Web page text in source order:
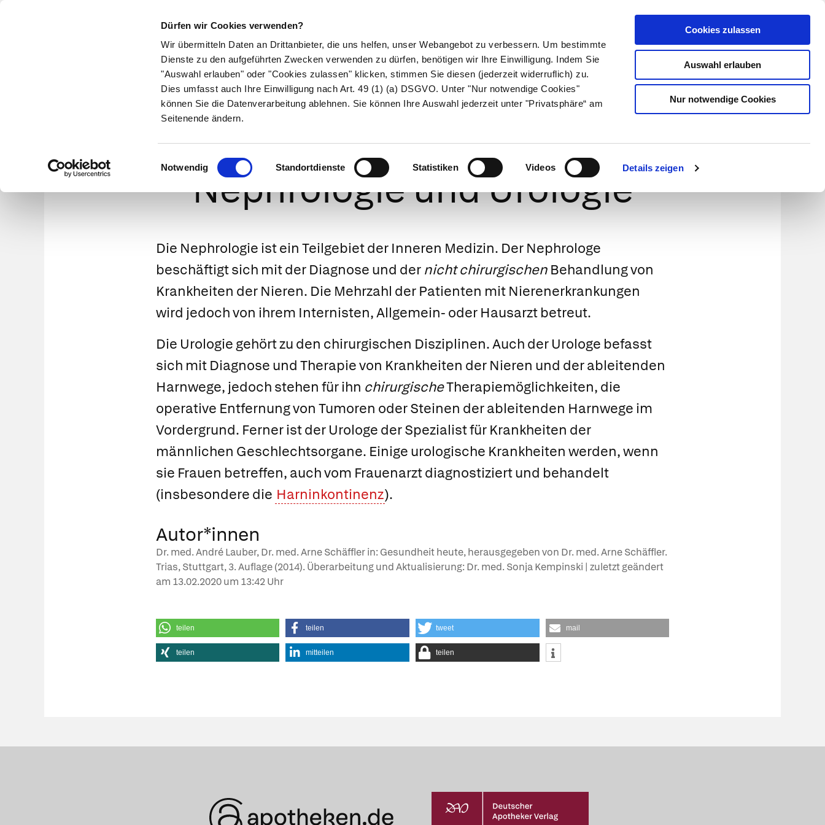
Dürfen wir Cookies verwenden?
Wir übermitteln Daten an Drittanbieter, die uns helfen, unser Webangebot zu verbessern. Um bestimmte
Dienste zu den aufgeführten Zwecken verwenden zu dürfen, benötigen wir Ihre Einwilligung. Indem Sie
"Auswahl erlauben" oder "Cookies zulassen" klicken, stimmen Sie diesen (jederzeit widerruflich) zu.
Dies umfasst auch Ihre Einwilligung nach Art. 49 (1) (a) DSGVO. Unter "Nur notwendige Cookies"
können Sie die Datenverarbeitung ablehnen. Sie können Ihre Auswahl jederzeit unter "Privatsphäre“ am
Seitenende ändern.
Einwilligungsauswahl
Notwendig Standortdienste Statistiken Videos Details zeigen
Cookies zulassen
Auswahl erlauben
Nur notwendige Cookies
Kundenlogin
Suche
Symptome Therapie Medikamente Naturheilkunde Eltern & Kind Gesund leben Über uns
Die medizinischen Fachgebiete
Nephrologie und Urologie
Die Nephrologie ist ein Teilgebiet der Inneren Medizin. Der Nephrologe
beschäftigt sich mit der Diagnose und der nicht chirurgischen Behandlung von
Krankheiten der Nieren. Die Mehrzahl der Patienten mit Nierenerkrankungen
wird jedoch von ihrem Internisten, Allgemein- oder Hausarzt betreut.
Die Urologiegehört zu den chirurgischen Disziplinen. Auch der Urologe befasst
sich mit Diagnose und Therapie von Krankheiten der Nieren und der ableitenden
Harnwege, jedoch stehen für ihn chirurgischeTherapiemöglichkeiten, die
operative Entfernung von Tumoren oder Steinen der ableitenden Harnwege im
Vordergrund. Ferner ist der Urologe der Spezialist für Krankheiten der
männlichen Geschlechtsorgane. Einige urologische Krankheiten werden, wenn
sie Frauen betreffen, auch vom Frauenarzt diagnostiziert und behandelt
(insbesondere die Harninkontinenz).
Autor*innen
Dr. med. André Lauber, Dr. med. Arne Schäffler in: Gesundheit heute, herausgegeben von Dr. med. Arne Schäffler.
Trias, Stuttgart, 3. Auflage (2014). Überarbeitung und Aktualisierung: Dr. med. Sonja Kempinski | zuletzt geändert
am 13.02.2020um 13:42 Uhr
teilen teilen tweet mail
teilen mitteilen teilen